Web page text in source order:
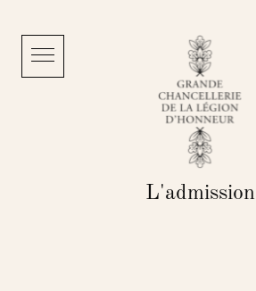
Menu
L'admission